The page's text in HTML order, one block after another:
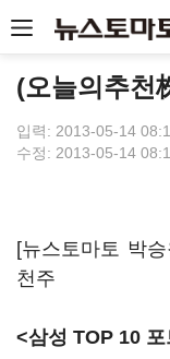
(오늘의추천
입력: 2013-05-14
수정: 2013-05-14
[뉴스토마토 박
천주
<삼성 TOP 10